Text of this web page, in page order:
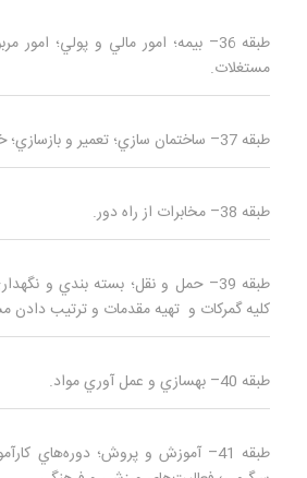
طبقه 36– بيمه؛ امور مالي و پولي؛
مستغلات.
طبقه 37– ساختمان‌ سازي؛ تعمير و بازسازي؛ خدمات نصب.
طبقه 38– مخابرات از راه دور.
طبقه 39– حمل و نقل؛ بسته‌ بندي و نگهداري كالاها؛
کلیه گمرکات و تهيه مقدمات و ترتيب دادن
طبقه 40– بهسازي و عمل‌ آوري مواد.
طبقه 41– آموزش و پروش؛ دوره‌هاي